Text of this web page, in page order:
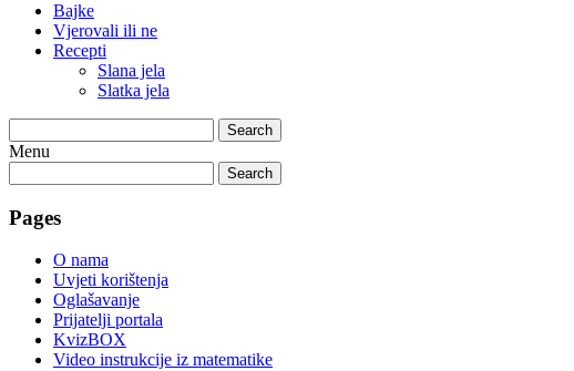
Bajke
Vjerovali ili ne
Recepti
Slana jela
Slatka jela
Search
Menu
Search
Pages
O nama
Uvjeti korištenja
Oglašavanje
Prijatelji portala
KvizBOX
Video instrukcije iz matematike